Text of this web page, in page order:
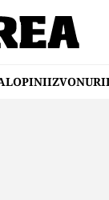
OPINIIZVONURI